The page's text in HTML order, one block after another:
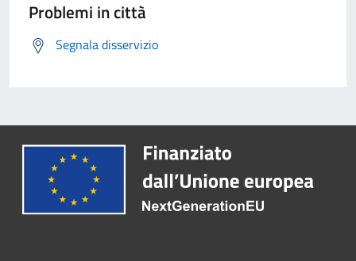
Problemi in città
Segnala disservizio